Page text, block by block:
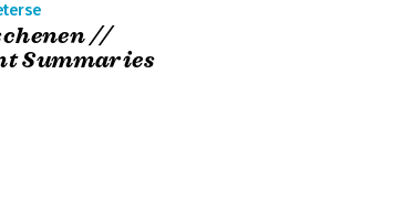
//
Summaries